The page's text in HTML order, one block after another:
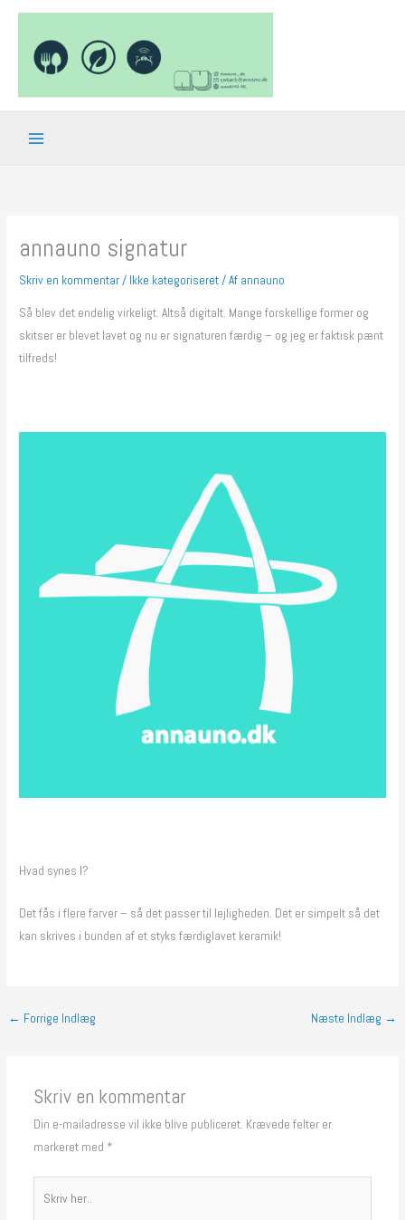
indholdet
annauno signatur
Skriv en kommentar/ Ikke kategoriseret/ Af annauno
Så blev det endelig virkeligt. Altså digitalt. Mange forskellige former og
skitser er blevet lavet og nu er signaturen færdig – og jeg er faktisk pænt
tilfreds!
Hvad synes I?
Det fås i flere farver – så det passer til lejligheden. Det er simpelt så det
kan skrives i bunden af et styks færdiglavet keramik!
← Forrige Indlæg Næste Indlæg →
Skriv en kommentar
Din e-mailadresse vil ikke blive publiceret. Krævede felter er
markeret med *